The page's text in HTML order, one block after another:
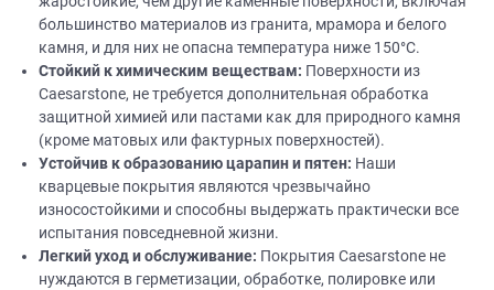
большинство материалов из гранита, мрамора и белого
камня, и для них не опасна температура ниже 150°C.
Стойкий к химическим веществам: Поверхности из
Caesarstone, не требуется дополнительная обработка
защитной химией или пастами как для природного камня
(кроме матовых или фактурных поверхностей).
Устойчив к образованию царапин и пятен: Наши
кварцевые покрытия являются чрезвычайно
износостойкими и способны выдержать практически все
испытания повседневной жизни.
Легкий уход и обслуживание: Покрытия Caesarstone не
нуждаются в герметизации, обработке, полировке или